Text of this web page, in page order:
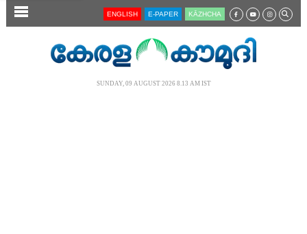
SECTIONS ENGLISH E-PAPER KĀZHCHA
SUNDAY, 09 AUGUST 2026 8.13 AM IST